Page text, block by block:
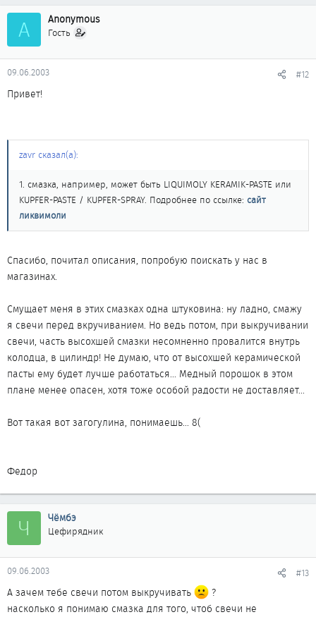
A Anonymous
Гость
09.06.2003 #12
Привет!
zavr сказал(а):
1. смазка, например, может быть LIQUIMOLY KERAMIK-PASTE или
KUPFER-PASTE / KUPFER-SPRAY. Подробнее по ссылке: сайт
ликвимоли
Спасибо, почитал описания, попробую поискать у нас в
магазинах.
Смущает меня в этих смазках одна штуковина: ну ладно, смажу
я свечи перед вкручиванием. Но ведь потом, при выкручивании
свечи, часть высохшей смазки несомненно провалится внутрь
колодца, в цилиндр! Не думаю, что от высохшей керамической
пасты ему будет лучше работаться... Медный порошок в этом
плане менее опасен, хотя тоже особой радости не доставляет...
Вот такая вот загогулина, понимаешь... 8(
Федор
Ч Чёмбэ
Цефирядник
09.06.2003 #13
А зачем тебе свечи потом выкручивать
?
насколько я понимаю смазка для того, чтоб свечи не